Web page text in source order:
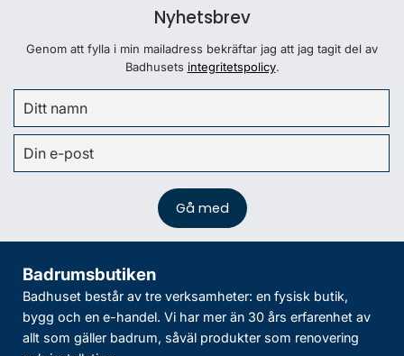
Nyhetsbrev
Genom att fylla i min mailadress bekräftar jag att jag tagit del av
Badhusets integritetspolicy.
Badrumsbutiken
Badhuset består av tre verksamheter: en fysisk butik,
bygg och en e-handel. Vi har mer än 30 års erfarenhet av
allt som gäller badrum, såväl produkter som renovering